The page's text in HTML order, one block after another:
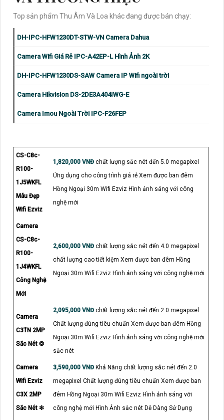
Top sản phẩm Thu Âm Và Loa khác đang được bán chạy:
DH-IPC-HFW1230DT-STW-VN Camera Dahua
Camera Wifi Giá Rẻ IPC-A42EP-L Hình Ảnh 2K
DH-IPC-HFW1230DS-SAW Camera IP Wifi ngoài trời
Camera Hikvision DS-2DE3A404IWG-E
Camera Imou Ngoài Trời IPC-F26FEP
CS-C8c-
R100-
1J5WKFL
Mẫu Đẹp
Wifi Ezviz
1,820,000 VNĐ chất lượng sắc nét đến 5.0 megapixel
Ứng dụng cho công trình giá rẻ Xem được ban đêm
Hồng Ngoại 30m Wifi Ezviz Hình ảnh sáng với công
nghệ mới
Camera
CS-C8c-
R100-
1J4WKFL
Công Nghệ
Mới
2,600,000 VNĐ chất lượng sắc nét đến 4.0 megapixel
chất lượng cao tiết kiệm Xem được ban đêm Hồng
Ngoại 30m Wifi Ezviz Hình ảnh sáng với công nghệ mới
Camera
C3TN 2MP
Sắc Nét ❂
2,095,000 VNĐ chất lượng sắc nét đến 2.0 megapixel
Chất lượng đúng tiêu chuẩn Xem được ban đêm Hồng
Ngoại 30m Wifi Ezviz Hình ảnh sáng với công nghệ mới
sắc nét
Camera
Wifi Ezviz
C3X 2MP
Sắc Nét ❇
3,590,000 VNĐ Khả Năng chất lượng sắc nét đến 2.0
megapixel Chất lượng đúng tiêu chuẩn Xem được ban
đêm Hồng Ngoại 30m Wifi Ezviz Hình ảnh sáng với
công nghệ mới Hình Ảnh sắc nét Dễ Dàng Sử Dụng